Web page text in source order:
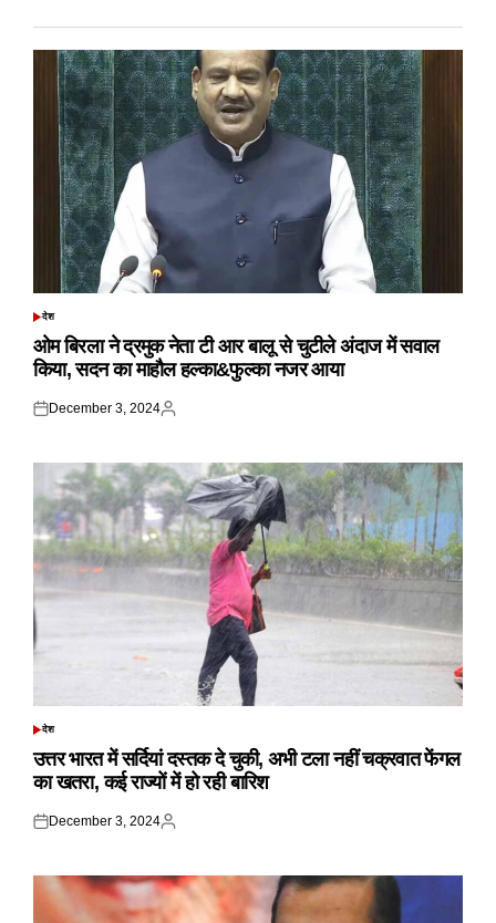
POSTED
देश
ओम बिरला ने द्रमुक नेता टी आर बालू से चुटीले अंदाज में सवाल
किया, सदन का माहौल हल्का&फुल्का नजर आया
Posted
December 3, 2024
Posted
POSTED
देश
उत्तर भारत में सर्दियां दस्तक दे चुकी, अभी टला नहीं चक्रवात फेंगल
का खतरा, कई राज्यों में हो रही बारिश
Posted
December 3, 2024
Posted